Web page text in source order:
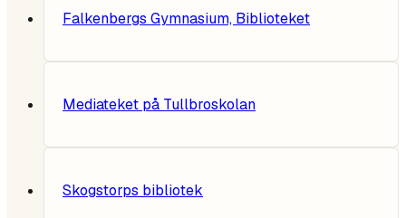
Falkenbergs Gymnasium, Biblioteket
Mediateket på Tullbroskolan
Skogstorps bibliotek